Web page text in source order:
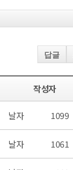
답글
작성자
날자 1099
날자 1061